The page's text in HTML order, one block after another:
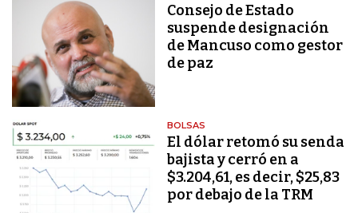
Consejo de Estado
suspende designación
de Mancuso como gestor
de paz
BOLSAS
El dólar retomó su senda
bajista y cerró en a
$3.204,61, es decir, $25,83
por debajo de la TRM